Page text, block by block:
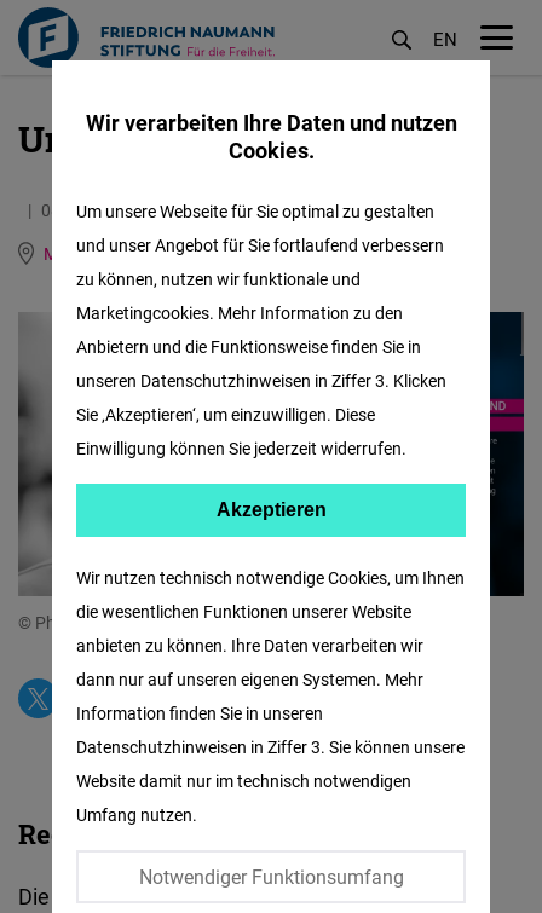
Direkt
Inhalt
EN
Unsere Themen
08.01.2021
4.9 Minuten
Mexiko
Englisch Spanisch
© Photo: istock.com Design: FNF America Latina
Rechtsstaatlichkeit:
Die Rechtsstaatlichkeit ist das mächtigste
Wir verarbeiten Ihre Daten und nutzen
Cookies.
Wir nutzen technisch notwendige Cookies, um Ihnen
die wesentlichen Funktionen unserer Website
anbieten zu können. Ihre Daten verarbeiten wir
dann nur auf unseren eigenen Systemen. Mehr
Information finden Sie in unseren
Datenschutzhinweisen in Ziffer 3. Sie können unsere
Website damit nur im technisch notwendigen
Umfang nutzen.
Notwendiger Funktionsumfang
Um unsere Webseite für Sie optimal zu gestalten
und unser Angebot für Sie fortlaufend verbessern
zu können, nutzen wir funktionale und
Marketingcookies. Mehr Information zu den
Anbietern und die Funktionsweise finden Sie in
unseren Datenschutzhinweisen in Ziffer 3. Klicken
Sie ‚Akzeptieren‘, um einzuwilligen. Diese
Einwilligung können Sie jederzeit widerrufen.
Facebook
Embed
Twitter
Embed
Instagram
Akzeptieren